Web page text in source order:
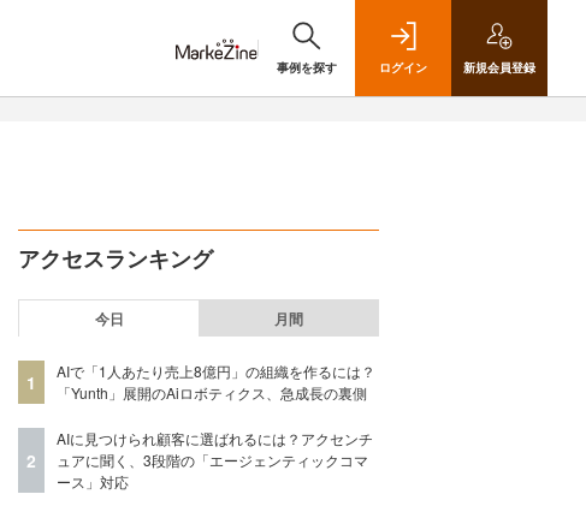
事例を探す ログイン 新規会員登録
アクセスランキング
今日 月間
1
AIで「1人あたり売上8億円」の組織を作るには？
「Yunth」展開のAiロボティクス、急成長の裏側
2
AIに見つけられ顧客に選ばれるには？アクセンチ
ュアに聞く、3段階の「エージェンティックコマ
ース」対応